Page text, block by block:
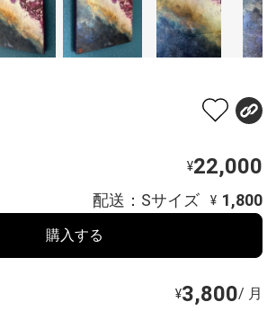
¥22,000
配送：Sサイズ ¥ 1,800
購入する
¥3,800/ 月